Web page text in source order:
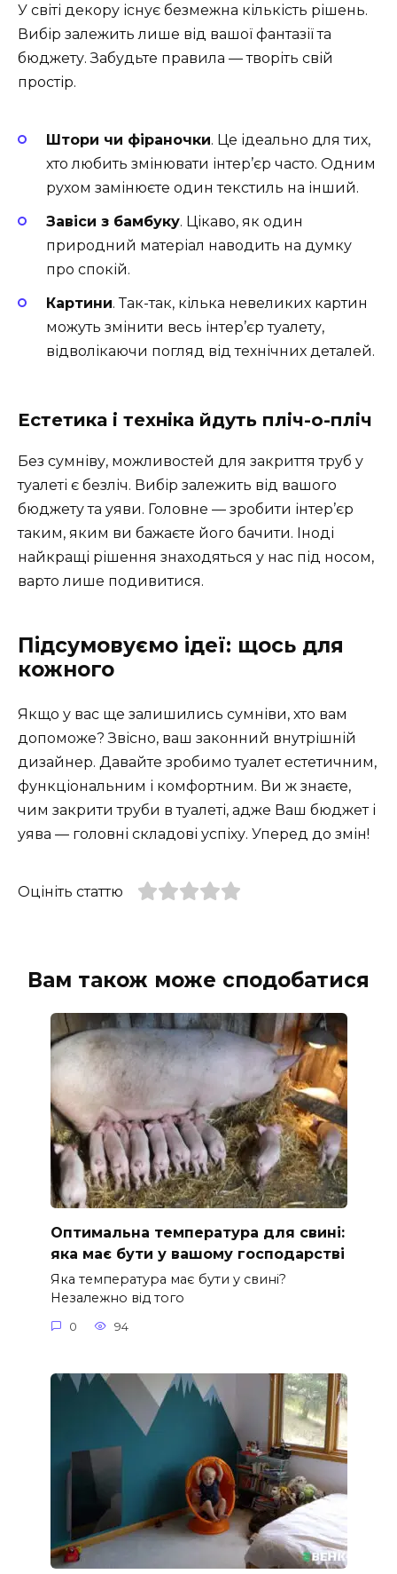
У світі декору існує безмежна кількість рішень.
Вибір залежить лише від вашої фантазії та
бюджету. Забудьте правила — творіть свій
простір.
Штори чи фіраночки. Це ідеально для тих,
хто любить змінювати інтер’єр часто. Одним
рухом замінюєте один текстиль на інший.
Завіси з бамбуку. Цікаво, як один
природний матеріал наводить на думку
про спокій.
Картини. Так-так, кілька невеликих картин
можуть змінити весь інтер’єр туалету,
відволікаючи погляд від технічних деталей.
Естетика і техніка йдуть пліч-о-пліч
Без сумніву, можливостей для закриття труб у
туалеті є безліч. Вибір залежить від вашого
бюджету та уяви. Головне — зробити інтер’єр
таким, яким ви бажаєте його бачити. Іноді
найкращі рішення знаходяться у нас під носом,
варто лише подивитися.
Підсумовуємо ідеї: щось для
кожного
Якщо у вас ще залишились сумніви, хто вам
допоможе? Звісно, ваш законний внутрішній
дизайнер. Давайте зробимо туалет естетичним,
функціональним і комфортним. Ви ж знаєте,
чим закрити труби в туалеті, адже Ваш бюджет і
уява — головні складові успіху. Уперед до змін!
Оцініть статтю
Вам також може сподобатися
Оптимальна температура для свині:
яка має бути у вашому господарстві
Яка температура має бути у свині?
Незалежно від того
0 94